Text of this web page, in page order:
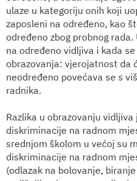
ulaze u kategoriju onih koji
zaposleni na određeno, kao
određeno zbog probnog
na određeno vidljiva i kada
obrazovanja: vjerojatnost da
neodređeno povećava se s
radnika.
Razlika u obrazovanju
diskriminacije na radnom
srednjom školom u većoj su
diskriminacije na radnom
(odlazak na bolovanje,